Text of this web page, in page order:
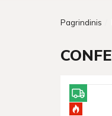
Pagrindinis